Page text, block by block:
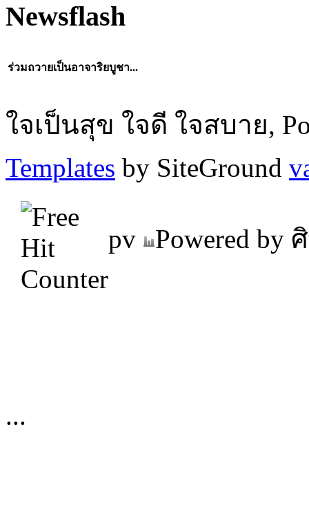
Newsflash
ร่วมถวายเป็นอาจาริยบูชา...
ใจเป็นสุข ใจดี ใจสบาย,
Templates by SiteGround
pv Powered by
...